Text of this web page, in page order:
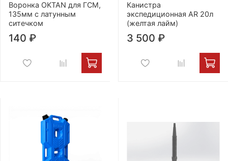
Воронка OKTAN для ГСМ,
135мм с латунным
ситечком
140 ₽
Канистра
экспедиционная AR 20л
(желтая лайм)
3 500 ₽